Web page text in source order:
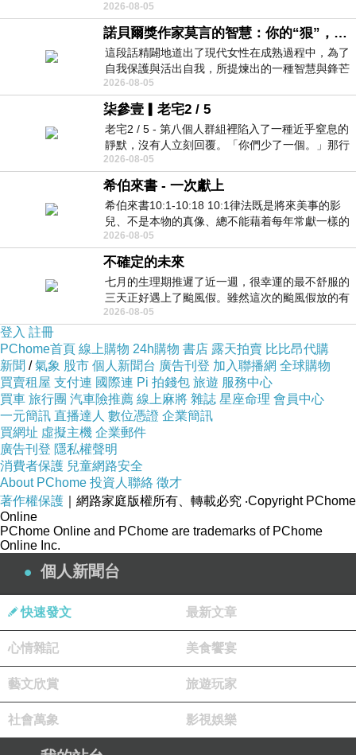
且眼光高，我決定一輩子不外遇。」
2026-08-05
諾貝爾獎作家莫言的智慧：你的“狠”，才是最好的自我保護
這段話精闢地道出了現代女性在成熟過程中，為了
自我保護與活出自我，所提煉出的一種智慧與鋒芒
的平衡。 核心解讀與看法
2026-08-05
柒參壹▎老宅2 / 5
老宅2 / 5 - 第八個人群組裡陷入了一種近乎窒息的
靜默，沒有人立刻回覆。「你們少了一個。」那行
字像一顆冰冷的鐵釘，硬生生刺進螢
2026-08-05
希伯來書 - 一次獻上
希伯來書10:1-10:18 10:1律法既是將來美事的影
兒、不是本物的真像、總不能藉着每年常獻一樣的
祭物、叫那近前來的人得以完全。 10
2026-08-05
不確定的未來
七月的生理期推遲了近一週，很幸運的最不舒服的
三天正好遇上了颱風假。雖然這次的颱風假放的有
點虛，因為風雨不大，但這也是最想要的
2026-08-05
登入 註冊
PChome首頁 線上購物 24h購物 書店 露天拍賣 比比昂代購
新聞 /氣象 股市 個人新聞台 廣告刊登 加入聯播網 全球購物
買賣租屋 支付連 國際連 Pi 拍錢包 旅遊 服務中心
買車 旅行團 汽車險推薦 線上麻將 雜誌 星座命理 會員中心
一元簡訊 直播達人 數位憑證 企業簡訊
買網址 虛擬主機 企業郵件
廣告刊登 隱私權聲明
消費者保護 兒童網路安全
About PChome 投資人聯絡 徵才
著作權保護 ｜網路家庭版權所有、轉載必究 ‧Copyright PChome
Online
PChome Online and PChome are trademarks of PChome
Online Inc.
個人新聞台
快速發文 最新文章
心情雜記 美食饗宴
藝文欣賞 旅遊玩家
社會萬象 影視娛樂